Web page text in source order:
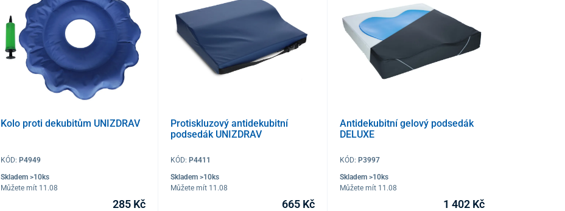
Kolo proti dekubitům UNIZDRAV
KÓD:P4949
Skladem >10ks
Můžete mít 11.08
285 Kč
Protiskluzový antidekubitní
podsedák UNIZDRAV
KÓD: P4411
Skladem >10ks
Můžete mít 11.08
665 Kč
Antidekubitní gelový podsedák
DELUXE
KÓD:P3997
Skladem >10ks
Můžete mít 11.08
1 402 Kč